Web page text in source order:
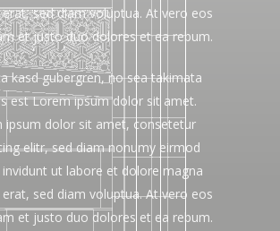
sed diam voluptua. At vero eos
et justo duo dolores et ea rebum.
kasd gubergren, no sea takimata
est Lorem ipsum dolor sit amet.
ipsum dolor sit amet, consetetur
elitr, sed diam nonumy eirmod
ut labore et dolore magna
sed diam voluptua. At vero eos
et justo duo dolores et ea rebum.